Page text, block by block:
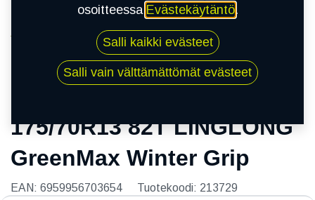
175/70R13 82T LINGLONG GreenMax Winter
175/70R13 82T LINGLONG
GreenMax Winter Grip
EAN: 6959956703654 Tuotekoodi: 213729
osoitteessa Evästekäytäntö.
Salli kaikki evästeet
Salli vain välttämättömät evästeet